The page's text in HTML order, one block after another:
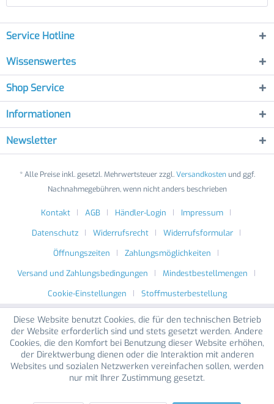
Service Hotline
Wissenswertes
Shop Service
Informationen
Newsletter
* Alle Preise inkl. gesetzl. Mehrwertsteuer zzgl.Versandkostenund ggf.
Nachnahmegebühren, wenn nicht anders beschrieben
Kontakt AGB Händler-Login
Impressum
Datenschutz
Widerrufsrecht
Widerrufsformular
Öffnungszeiten
Zahlungsmöglichkeiten
Versand und Zahlungsbedingungen
Mindestbestellmengen
Cookie-Einstellungen
Stoffmusterbestellung
Diese Website benutzt Cookies, die für den technischen Betrieb
der Website erforderlich sind und stets gesetzt werden. Andere
Cookies, die den Komfort bei Benutzung dieser Website erhöhen,
der Direktwerbung dienen oder die Interaktion mit anderen
Websites und sozialen Netzwerken vereinfachen sollen, werden
nur mit Ihrer Zustimmung gesetzt.